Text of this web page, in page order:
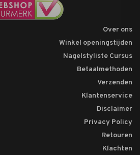
Over ons
Winkel openingstijden
Nagelstyliste Cursus
Betaalmethoden
Verzenden
Klantenservice
Disclaimer
Privacy Policy
Retouren
Klachten